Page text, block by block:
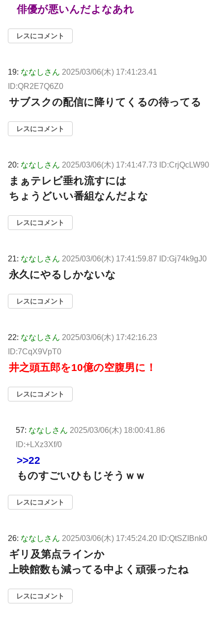
俳優が悪いんだよなあれ
レスにコメント
19: ななしさん 2025/03/06(木) 17:41:23.41
ID:QR2E7Q6Z0
サブスクの配信に降りてくるの待ってる
レスにコメント
20: ななしさん 2025/03/06(木) 17:41:47.73 ID:CrjQcLW90
まぁテレビ垂れ流すには
ちょうどいい番組なんだよな
レスにコメント
21: ななしさん 2025/03/06(木) 17:41:59.87 ID:Gj74k9gJ0
永久にやるしかないな
レスにコメント
22: ななしさん 2025/03/06(木) 17:42:16.23
ID:7CqX9VpT0
井之頭五郎を10億の空腹男に！
レスにコメント
57: ななしさん 2025/03/06(木) 18:00:41.86
ID:+LXz3Xf/0
>>22
ものすごいひもじそうｗｗ
レスにコメント
26: ななしさん 2025/03/06(木) 17:45:24.20 ID:QtSZIBnk0
ギリ及第点ラインか
上映館数も減ってる中よく頑張ったね
レスにコメント